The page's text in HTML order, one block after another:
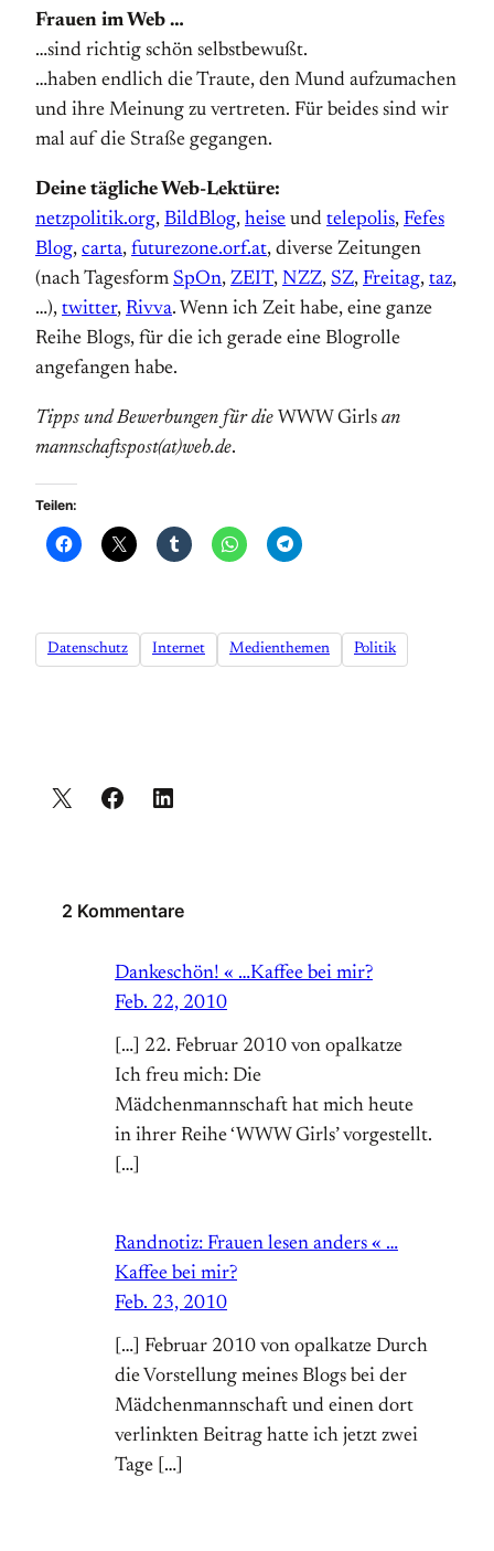
Frauen im Web …
…sind richtig schön selbstbewußt.
…haben endlich die Traute, den Mund aufzumachen
und ihre Meinung zu vertreten. Für beides sind wir
mal auf die Straße gegangen.
Deine tägliche Web-Lektüre:
netzpolitik.org, BildBlog, heise und telepolis, Fefes
Blog, carta, futurezone.orf.at, diverse Zeitungen
(nach Tagesform SpOn, ZEIT, NZZ, SZ, Freitag, taz,
…), twitter, Rivva. Wenn ich Zeit habe, eine ganze
Reihe Blogs, für die ich gerade eine Blogrolle
angefangen habe.
Tipps und Bewerbungen für die WWW Girls an
mannschaftspost(at)web.de.
Teilen:
Datenschutz Internet Medienthemen Politik
2 Kommentare
Dankeschön! « …Kaffee bei mir?
Feb. 22, 2010
[…] 22. Februar 2010 von opalkatze
Ich freu mich: Die
Mädchenmannschaft hat mich heute
in ihrer Reihe ‘WWW Girls’ vorgestellt.
[…]
Randnotiz: Frauen lesen anders « …
Kaffee bei mir?
Feb. 23, 2010
[…] Februar 2010 von opalkatze Durch
die Vorstellung meines Blogs bei der
Mädchenmannschaft und einen dort
verlinkten Beitrag hatte ich jetzt zwei
Tage […]